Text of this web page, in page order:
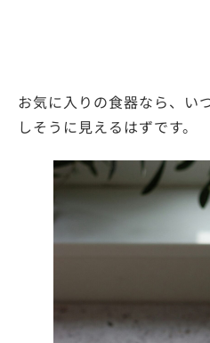
お気に入りの食器なら、い
しそうに見えるはずです。